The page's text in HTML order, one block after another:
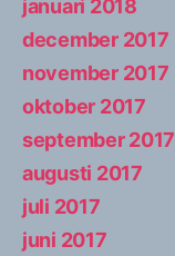
januari 2018
december 2017
november 2017
oktober 2017
september 2017
augusti 2017
juli 2017
juni 2017